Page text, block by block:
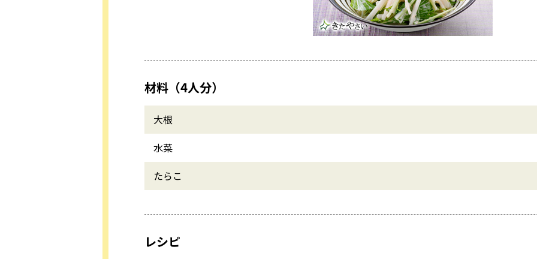
材料（4人分）
大根
水菜
たらこ
レシピ